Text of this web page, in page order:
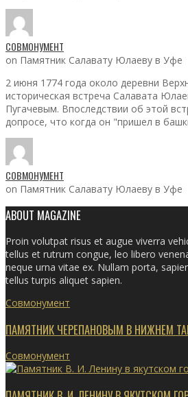
СОВМОНУМЕНТ
on Памятник Салавату Юлаеву в Уфе
2 июня 1774 года около деревни
историческая встреча Салавата
Пугачевым. Впоследствии об этой
допросе, что когда он "пришел в
СОВМОНУМЕНТ
on Памятник Салавату Юлаеву в Уфе
ABOUT MAGAZINE
Proin volutpat risus et augue viverra
tellus et rutrum congue, leo libero
neque urna vitae ex. Nullam porta,
tellus turpis aliquet sapien.
Совмонумент
ПАМЯТНИК ЧЕРЕПАНОВЫМ В НИЖНЕМ
Совмонумент